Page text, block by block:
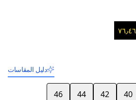
دليل المقاسات
40
42
44
46